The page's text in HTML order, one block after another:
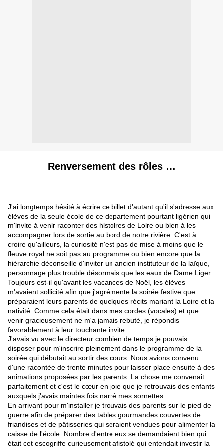
Renversement des rôles …
J'ai longtemps hésité à écrire ce billet d'autant qu'il s'adresse aux
élèves de la seule école de ce département pourtant ligérien qui
m'invite à venir raconter des histoires de Loire ou bien à les
accompagner lors de sortie au bord de notre rivière. C'est à
croire qu'ailleurs, la curiosité n'est pas de mise à moins que le
fleuve royal ne soit pas au programme ou bien encore que la
hiérarchie déconseille d'inviter un ancien instituteur de la laïque,
personnage plus trouble désormais que les eaux de Dame Liger.
Toujours est-il qu'avant les vacances de Noël, les élèves
m'avaient sollicité afin que j'agrémente la soirée festive que
préparaient leurs parents de quelques récits mariant la Loire et la
nativité. Comme cela était dans mes cordes (vocales) et que
venir gracieusement ne m'a jamais rebuté, je répondis
favorablement à leur touchante invite.
J'avais vu avec le directeur combien de temps je pouvais
disposer pour m'inscrire pleinement dans le programme de la
soirée qui débutait au sortir des cours. Nous avions convenu
d'une racontée de trente minutes pour laisser place ensuite à des
animations proposées par les parents. La chose me convenait
parfaitement et c'est le cœur en joie que je retrouvais des enfants
auxquels j'avais maintes fois narré mes sornettes.
En arrivant pour m'installer je trouvais des parents sur le pied de
guerre afin de préparer des tables gourmandes couvertes de
friandises et de pâtisseries qui seraient vendues pour alimenter la
caisse de l'école. Nombre d'entre eux se demandaient bien qui
était cet escogriffe curieusement afistolé qui entendait investir la